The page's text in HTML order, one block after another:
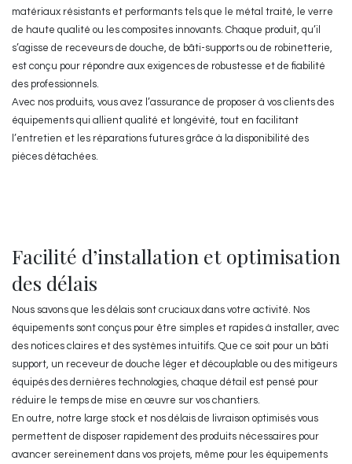
matériaux résistants et performants tels que le métal traité, le verre
de haute qualité ou les composites innovants. Chaque produit, qu’il
s’agisse de receveurs de douche, de bâti-supports ou de robinetterie,
est conçu pour répondre aux exigences de robustesse et de fiabilité
des professionnels.
Avec nos produits, vous avez l’assurance de proposer à vos clients des
équipements qui allient qualité et longévité, tout en facilitant
l’entretien et les réparations futures grâce à la disponibilité des
pièces détachées.
Facilité d’installation et optimisation
des délais
Nous savons que les délais sont cruciaux dans votre activité. Nos
équipements sont conçus pour être simples et rapides à installer, avec
des notices claires et des systèmes intuitifs. Que ce soit pour un bâti
support, un receveur de douche léger et découplable ou des mitigeurs
équipés des dernières technologies, chaque détail est pensé pour
réduire le temps de mise en œuvre sur vos chantiers.
En outre, notre large stock et nos délais de livraison optimisés vous
permettent de disposer rapidement des produits nécessaires pour
avancer sereinement dans vos projets, même pour les équipements